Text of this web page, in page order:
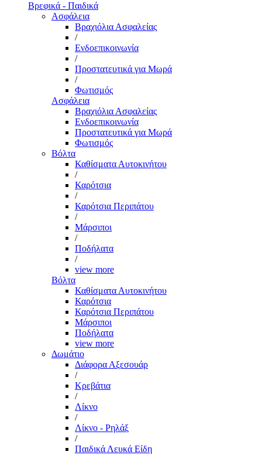
Βρεφικά - Παιδικά
Ασφάλεια
Βραχιόλια Ασφαλείας
/
Ενδοεπικοινωνία
/
Προστατευτικά για Μωρά
/
Φωτισμός
Ασφάλεια
Βραχιόλια Ασφαλείας
Ενδοεπικοινωνία
Προστατευτικά για Μωρά
Φωτισμός
Βόλτα
Καθίσματα Αυτοκινήτου
/
Καρότσια
/
Καρότσια Περιπάτου
/
Μάρσιποι
/
Ποδήλατα
/
view more
Βόλτα
Καθίσματα Αυτοκινήτου
Καρότσια
Καρότσια Περιπάτου
Μάρσιποι
Ποδήλατα
view more
Δωμάτιο
Διάφορα Αξεσουάρ
/
Κρεβάτια
/
Λίκνο
/
Λίκνο - Ρηλάξ
/
Παιδικά Λευκά Είδη